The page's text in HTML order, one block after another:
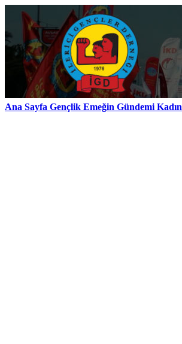
Ana Sayfa Gençlik Emeğin Gündemi Kadın